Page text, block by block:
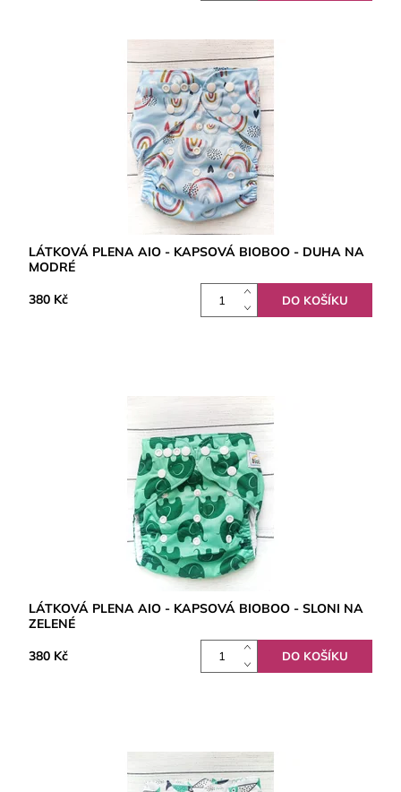
LÁTKOVÁ PLENA AIO - KAPSOVÁ BIOBOO - DUHA NA
MODRÉ
380 Kč
LÁTKOVÁ PLENA AIO - KAPSOVÁ BIOBOO - SLONI NA
ZELENÉ
380 Kč